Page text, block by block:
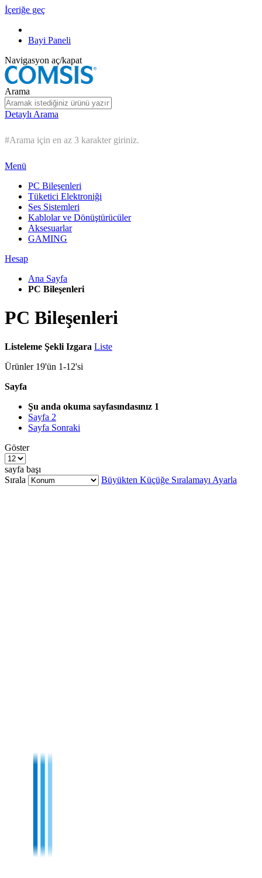
İçeriğe geç
Bayi Paneli
Navigasyon aç/kapat
Arama
Detaylı Arama
#Arama için en az 3 karakter giriniz.
Menü
PC Bileşenleri
Tüketici Elektroniği
Ses Sistemleri
Kablolar ve Dönüştürücüler
Aksesuarlar
GAMING
Hesap
Ana Sayfa
PC Bileşenleri
PC Bileşenleri
Listeleme Şekli Izgara Liste
Ürünler 19'ün 1-12'si
Sayfa
Şu anda okuma sayfasındasınız 1
Sayfa 2
Sayfa Sonraki
Göster
sayfa başı
Sırala
Büyükten Küçüğe Sıralamayı Ayarla